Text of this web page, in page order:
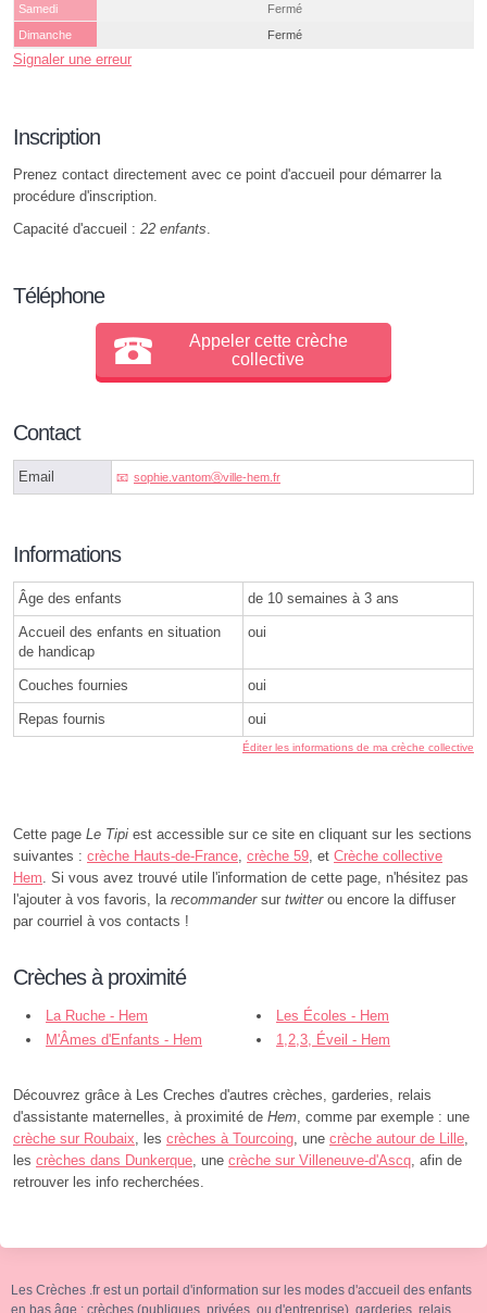
Samedi
Fermé
Dimanche
Fermé
Signaler une erreur
Inscription
Prenez contact directement avec ce point d'accueil pour démarrer la
procédure d'inscription.
Capacité d'accueil : 22 enfants
Téléphone
Appeler cette crèche
collective
Contact
Email sophie.vantomⓐville-hem.fr
Informations
Âge des enfants de 10 semaines à 3 ans
Accueil des enfants en situation
de handicap
oui
Couches fournies oui
Repas fournis oui
Éditer les informations de ma crèche collective
Cette page Le Tipi est accessible sur ce site en cliquant sur les sections
suivantes : crèche Hauts-de-France crèche 59 , et Crèche collective
Hem . Si vous avez trouvé utile l'information de cette page, n'hésitez pas
l'ajouter à vos favoris, la recommandersur twitterou encore la diffuser
par courriel à vos contacts !
Crèches à proximité
La Ruche - Hem
Les Écoles - Hem
M'Âmes d'Enfants - Hem
1,2,3, Éveil - Hem
Découvrez grâce à Les Creches d'autres crèches, garderies, relais
d'assistante maternelles, à proximité de Hem , comme par exemple : une
crèche sur Roubaix , les crèches à Tourcoing , une crèche autour de Lille
les crèches dans Dunkerque , une crèche sur Villeneuve-d'Ascq , afin de
retrouver les info recherchées.
Les Crèches .fr est un portail d'information sur les modes d'accueil des enfants
en bas âge : crèches (publiques, privées, ou d'entreprise), garderies, relais